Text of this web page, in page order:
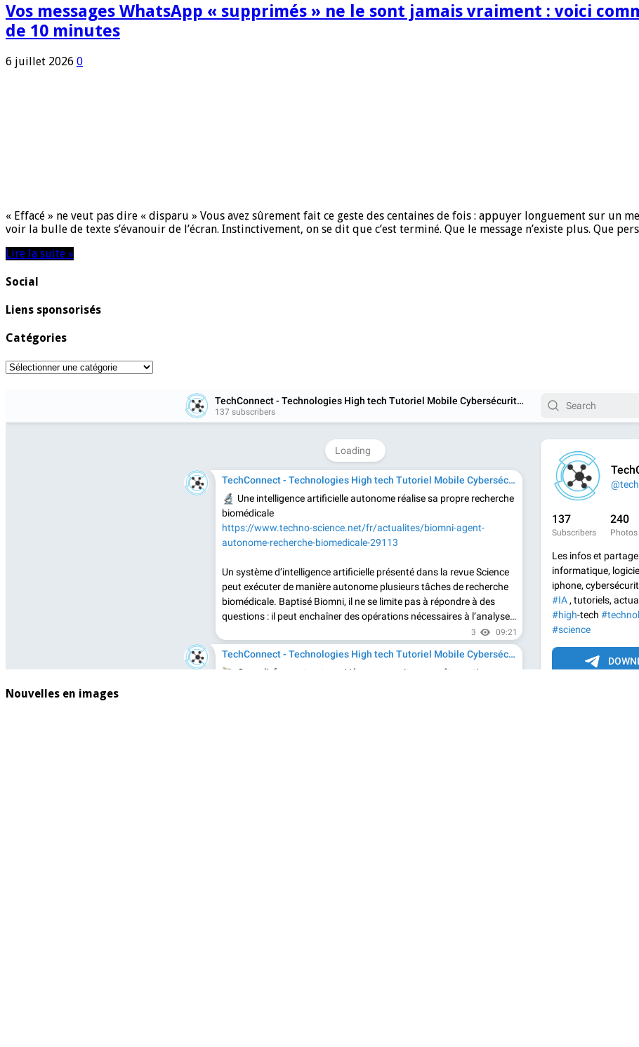
Vos messages WhatsApp « supprimés » ne le sont jamais vraiment : voici
de 10 minutes
6 juillet 2026 0
« Effacé » ne veut pas dire « disparu » Vous avez sûrement fait ce geste des centaines de fois : appuyer longuement sur un
voir la bulle de texte s’évanouir de l’écran. Instinctivement, on se dit que c’est terminé. Que le message n’existe plus. Que
Lire la suite »
Social
Liens sponsorisés
Catégories
Catégories
Nouvelles en images